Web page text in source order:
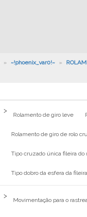
» ~!phoenix_var0!~ »
>
Rolamento de giro leve
Rolamento de giro de rolo
Tipo cruzado única fileira do
Tipo dobro da esfera da
>
Movimentação para o